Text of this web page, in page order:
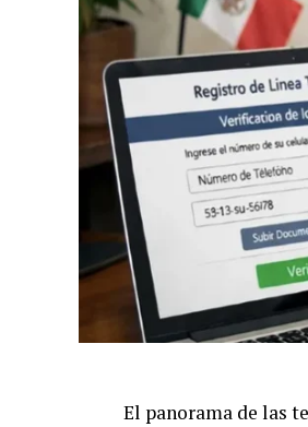
crecimiento
El panorama de las